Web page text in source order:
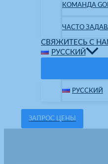
КОМАНДА
ЧАСТО
СВЯЖИТЕСЬ С
РУССКИЙ
РУССКИЙ
ЗАПРОС ЦЕНЫ